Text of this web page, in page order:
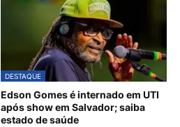
DESTAQUE
Edson Gomes é internado em UTI
após show em Salvador; saiba
estado de saúde